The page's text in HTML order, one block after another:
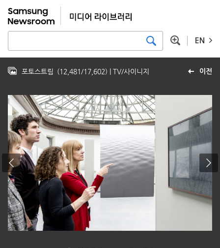
EN
이전
포토스트림 (12,481/17,602) | TV/사이니지